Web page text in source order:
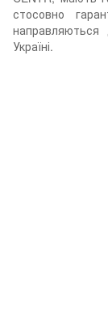
стосовно
направляються
Україні.